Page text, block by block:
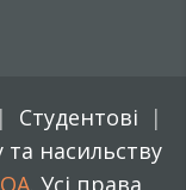
Студентові
насильству
. Усі права